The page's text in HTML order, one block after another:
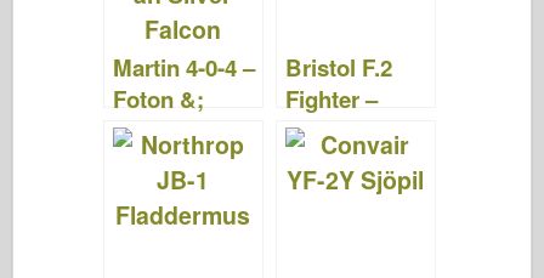
Martin 4-0-4 –
Foton &;
Videor
Bristol F.2
Fighter –
Foton &
Videor